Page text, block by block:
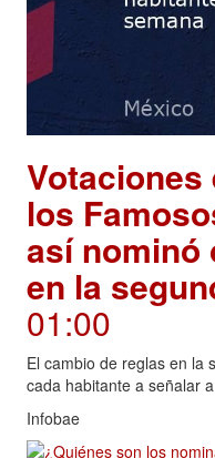
Votaciones
los
así nominó
en la
01:00
El cambio de reglas en la
cada habitante a señalar
Infobae